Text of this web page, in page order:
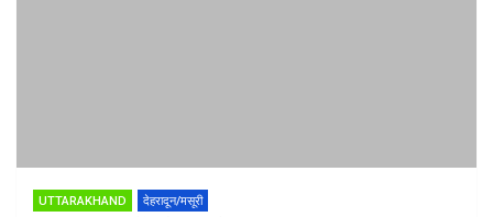
UTTARAKHAND देहरादून/मसूरी